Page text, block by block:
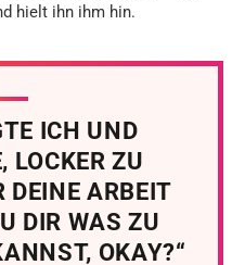
hielt ihn ihm hin.
ICH UND
LOCKER ZU
DEINE ARBEIT
DIR WAS ZU
OKAY?“